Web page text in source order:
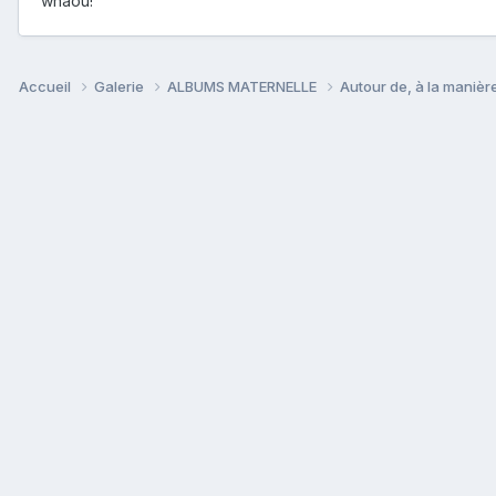
Accueil Galerie ALBUMS MATERNELLE Autour de, à la